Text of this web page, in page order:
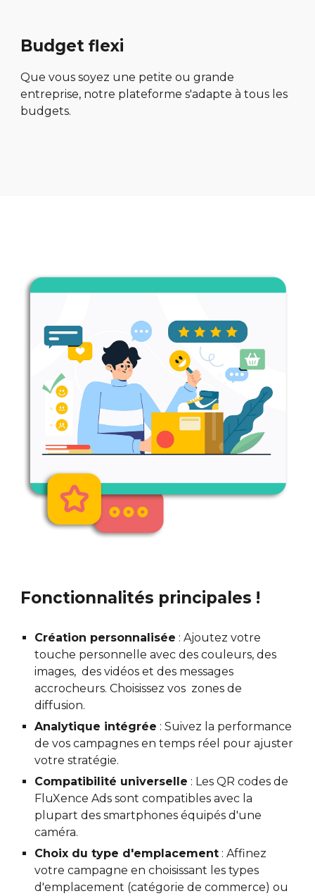
Budget flexi
Que vous soyez une petite ou grande
entreprise, notre plateforme s'adapte à tous les
budgets.
Fonctionnalités principales !
Création personnalisée : Ajoutez votre
touche personnelle avec des couleurs, des
images, des vidéos et des messages
accrocheurs. Choisissez vos zones de
diffusion.
Analytique intégrée : Suivez la performance
de vos campagnes en temps réel pour ajuster
votre stratégie.
Compatibilité universelle : Les QR codes de
FluXence Ads sont compatibles avec la
plupart des smartphones équipés d'une
caméra.
Choix du type d'emplacement : Affinez
votre campagne en choisissant les types
d'emplacement (catégorie de commerce)ou